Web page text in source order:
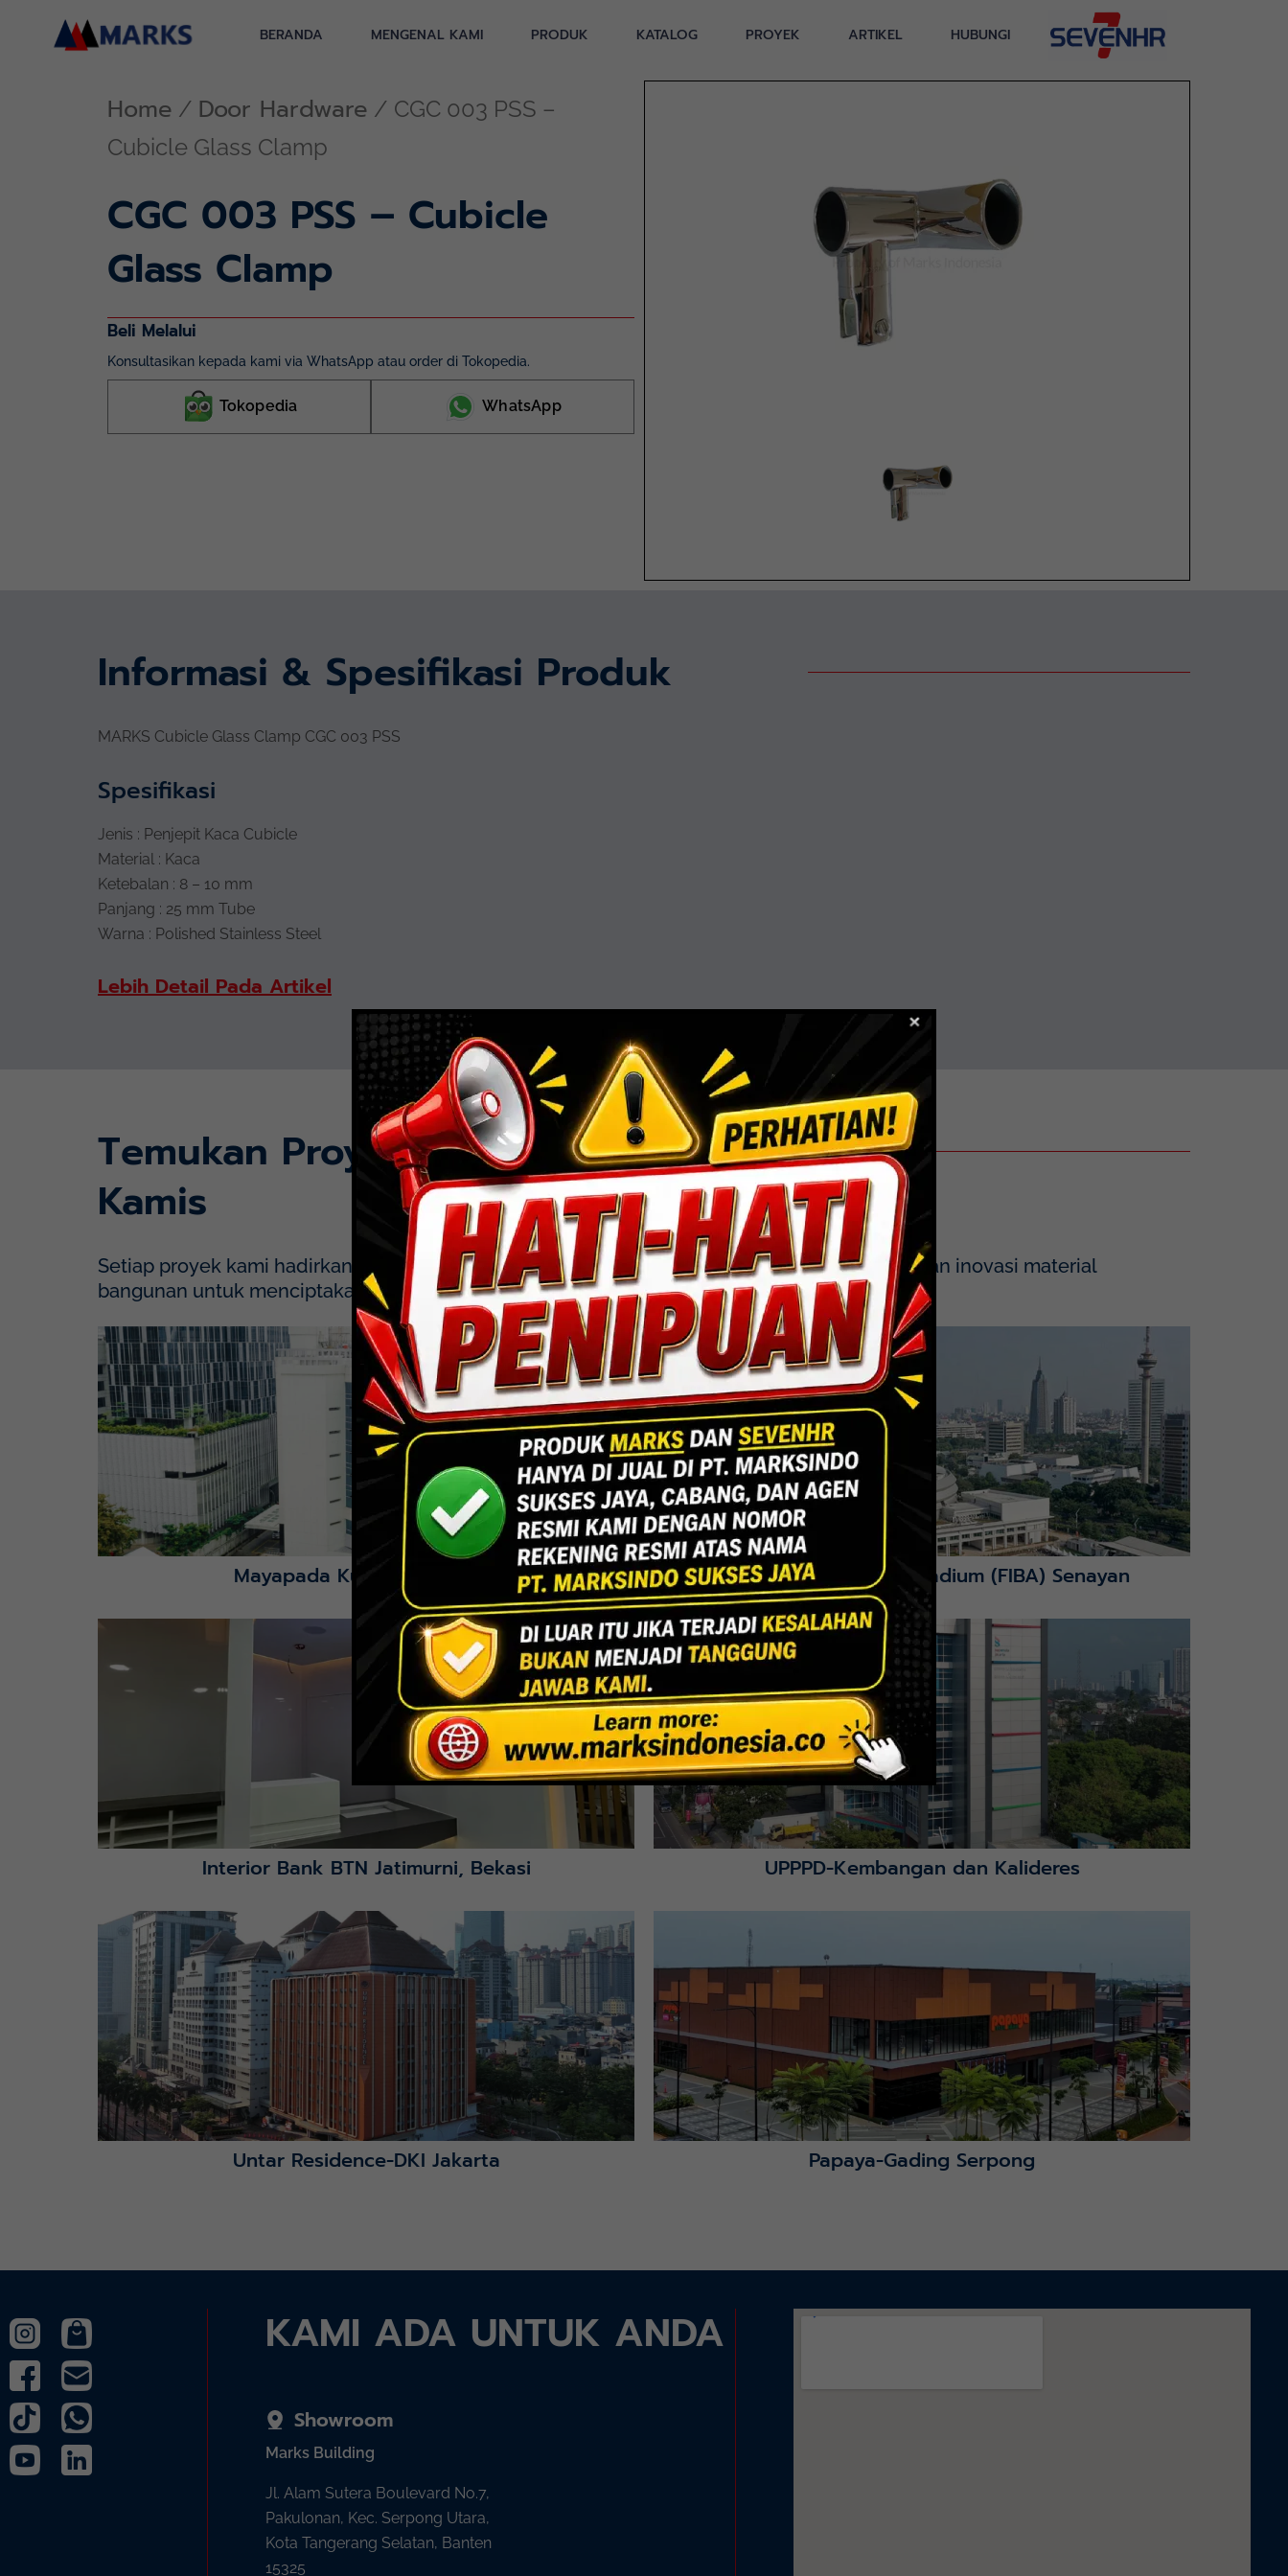
BERANDA MENGENAL KAMI PRODUK KATALOG PROYEK ARTIKEL HUBUNGI
Home / Door Hardware / CGC 003 PSS –
Cubicle Glass Clamp
CGC 003 PSS – Cubicle
Glass Clamp
Beli Melalui
Konsultasikan kepada kami via WhatsApp atau order di Tokopedia.
Tokopedia WhatsApp
Informasi & Spesifikasi Produk
MARKS Cubicle Glass Clamp CGC 003 PSS
Spesifikasi
Jenis : Penjepit Kaca Cubicle
Material : Kaca
Ketebalan : 8 – 10 mm
Panjang : 25 mm Tube
Warna : Polished Stainless Steel
Lebih Detail Pada Artikel
Temukan Proyek
Kamis
Setiap proyek kami hadirkan dengan presisi, efisiensi, dan sentuhan estetika. Mengintegrasikan inovasi material
bangunan untuk menciptakan solusi yang fungsional dan berdaya tahan tinggi.
Mayapada Hospital Kuningan (MHKN), Kuningan, Jakarta Selatan.
Lihat Detail Proyek
Mayapada Kuningan Jakarta
Lihat Detail Proyek
Indoor Multifunction Stadium (FIBA) Senayan
Interior Bank BTN Jatimurni, Bekasi
Lihat Detail Proyek
UPPPD-Kembangan dan Kalideres
Lihat Detail Proyek
Untar Residence-DKI Jakarta
Lihat Detail Proyek
Papaya-Gading Serpong
KAMI ADA UNTUK ANDA
Showroom
Marks Building
Jl. Alam Sutera Boulevard No.7,
Pakulonan, Kec. Serpong Utara,
Kota Tangerang Selatan, Banten
15325